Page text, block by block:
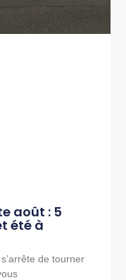
août : 5
été à
de tourner